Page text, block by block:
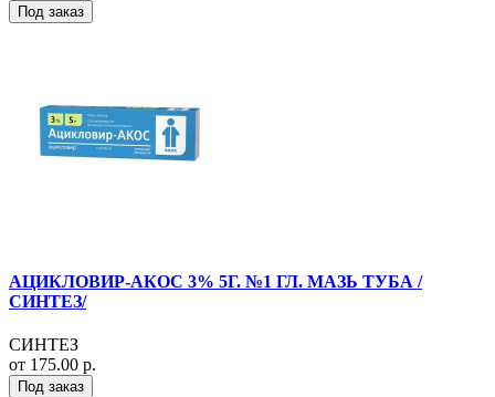
Под заказ
АЦИКЛОВИР-АКОС 3% 5Г. №1 ГЛ. МАЗЬ ТУБА /
СИНТЕЗ/
СИНТЕЗ
от 175.00 р.
Под заказ